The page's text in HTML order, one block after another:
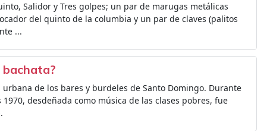
Salidor y Tres golpes; un par de marugas metálicas
del quinto de la columbia y un par de claves (palitos
...
bachata?
de los bares y burdeles de Santo Domingo. Durante
desdeñada como música de las clases pobres, fue